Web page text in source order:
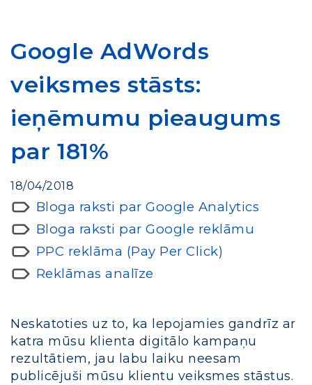
Google AdWords
veiksmes stāsts:
ieņēmumu pieaugums
par 181%
18/04/2018
Bloga raksti par Google Analytics
Bloga raksti par Google reklāmu
PPC reklāma (Pay Per Click)
Reklāmas analīze
Neskatoties uz to, ka lepojamies gandrīz ar
katra mūsu klienta digitālo kampaņu
rezultātiem, jau labu laiku neesam
publicējuši mūsu klientu veiksmes stāstus.